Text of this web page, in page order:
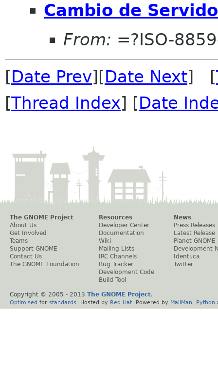
Cambio de
From: =?ISO-
[Date Prev][Date Next] [
[Thread Index] [Date
The GNOME Project
About Us
Get Involved
Teams
Support GNOME
Contact Us
The GNOME Foundation
Resources
Developer Center
Documentation
Wiki
Mailing Lists
IRC Channels
Bug Tracker
Development Code
Build Tool
News
Press Releases
Latest Release
Planet GNOME
Development
Identi.ca
Twitter
Copyright © 2005 - 2013 The GNOME Project.
Optimised for standards . Hosted by Red Hat . Powered by MailMan Python